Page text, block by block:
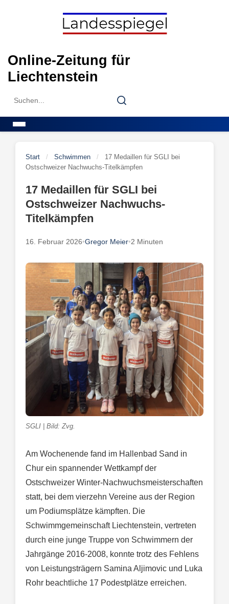
Online-Zeitung für
Liechtenstein
Search
Search
Start / Schwimmen /
17 Medaillen für SGLI bei
Ostschweizer Nachwuchs-Titelkämpfen
17 Medaillen für SGLI bei
Ostschweizer Nachwuchs-
Titelkämpfen
16. Februar 2026•Gregor Meier•2 Minuten
SGLI | Bild: Zvg.
Am Wochenende fand im Hallenbad Sand in
Chur ein spannender Wettkampf der
Ostschweizer Winter-Nachwuchsmeisterschaften
statt, bei dem vierzehn Vereine aus der Region
um Podiumsplätze kämpften. Die
Schwimmgemeinschaft Liechtenstein, vertreten
durch eine junge Truppe von Schwimmern der
Jahrgänge 2016-2008, konnte trotz des Fehlens
von Leistungsträgern Samina Aljimovic und Luka
Rohr beachtliche 17 Podestplätze erreichen.